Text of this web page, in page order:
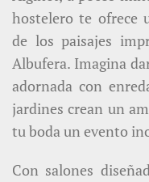
hostelero te ofrece
de los paisajes
Albufera. Imagina
adornada con
jardines crean un
tu boda un evento
Con salones